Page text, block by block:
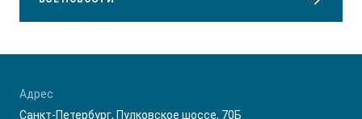
Адрес
Санкт-Петербург, Пулковское шоссе, 70Б